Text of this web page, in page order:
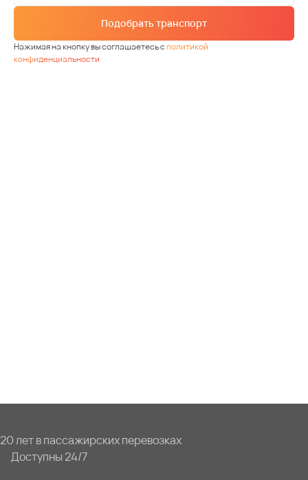
Подобрать транспорт
Нажимая на кнопку вы соглашаетесь сполитикой
конфиденциальности
20 лет в пассажирских перевозках
Доступны 24/7